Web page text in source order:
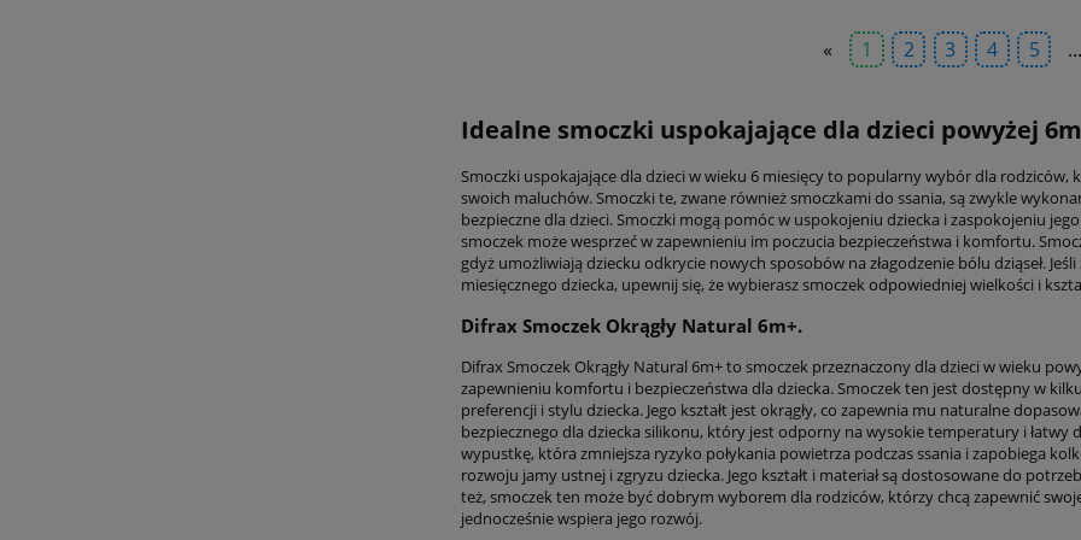
« 1 2 3 4 5
Idealne smoczki uspokajające dla dzieci powyżej
Smoczki uspokajające dla dzieci w wieku 6 miesięcy to popularny wybór dla rodziców,
swoich maluchów. Smoczki te, zwane również smoczkami do ssania, są zwykle
bezpieczne dla dzieci. Smoczki mogą pomóc w uspokojeniu dziecka i zaspokojeniu
smoczek może wesprzeć w zapewnieniu im poczucia bezpieczeństwa i komfortu.
gdyż umożliwiają dziecku odkrycie nowych sposobów na złagodzenie bólu dziąseł.
miesięcznego dziecka, upewnij się, że wybierasz smoczek odpowiedniej wielkości i
Difrax Smoczek Okrągły Natural 6m+.
Difrax Smoczek Okrągły Natural 6m+ to smoczek przeznaczony dla dzieci w wieku
zapewnieniu komfortu i bezpieczeństwa dla dziecka. Smoczek ten jest dostępny w
preferencji i stylu dziecka. Jego kształt jest okrągły, co zapewnia mu naturalne
bezpiecznego dla dziecka silikonu, który jest odporny na wysokie temperatury i łatwy
wypustkę, która zmniejsza ryzyko połykania powietrza podczas ssania i zapobiega
rozwoju jamy ustnej i zgryzu dziecka. Jego kształt i materiał są dostosowane do
też, smoczek ten może być dobrym wyborem dla rodziców, którzy chcą zapewnić
jednocześnie wspiera jego rozwój.